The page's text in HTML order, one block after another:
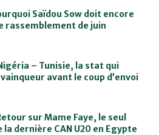
Saïdou Sow doit encore
rassemblement de juin
– Tunisie, la stat qui
avant le coup d’envoi
sur Mame Faye, le seul
la dernière CAN U20 en Egypte